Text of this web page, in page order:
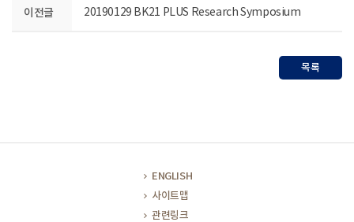
이전글 20190129 BK21 PLUS Research Symposium
목록
ENGLISH
사이트맵
관련링크